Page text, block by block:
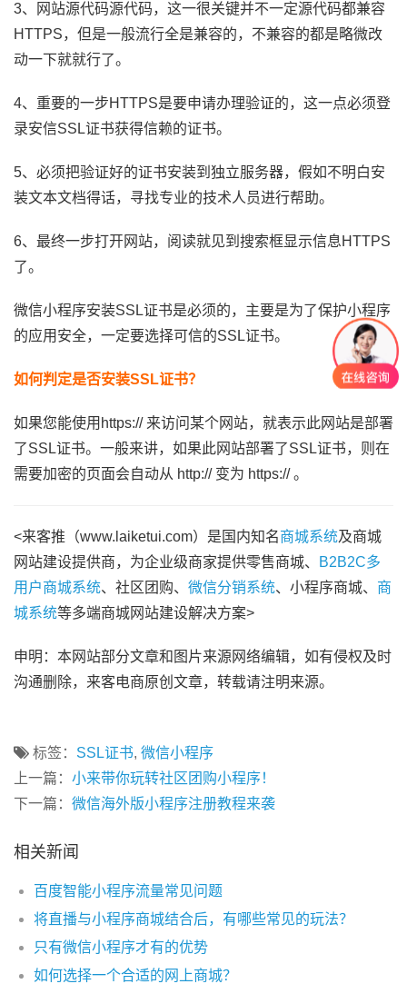
3、网站源代码源代码，这一很关键并不一定源代码都兼容
HTTPS，但是一般流行全是兼容的，不兼容的都是略微改
动一下就就行了。
4、重要的一步HTTPS是要申请办理验证的，这一点必须登
录安信SSL证书获得信赖的证书。
5、必须把验证好的证书安装到独立服务器，假如不明白安
装文本文档得话，寻找专业的技术人员进行帮助。
6、最终一步打开网站，阅读就见到搜索框显示信息HTTPS
了。
微信小程序安装SSL证书是必须的，主要是为了保护小程序
的应用安全，一定要选择可信的SSL证书。
如何判定是否安装SSL证书？
如果您能使用https:// 来访问某个网站，就表示此网站是部署
了SSL证书。一般来讲，如果此网站部署了SSL证书，则在
需要加密的页面会自动从 http:// 变为 https:// 。
<来客推（www.laiketui.com）是国内知名商城系统及商城
网站建设提供商，为企业级商家提供零售商城、
B2B2C多
用户商城系统、社区团购、 微信分销系统、小程序商城、 商
城系统等多端商城网站建设解决方案>
申明：本网站部分文章和图片来源网络编辑，如有侵权及时
沟通删除，来客电商原创文章，转载请注明来源。
标签： SSL证书, 微信小程序
上一篇： 小来带你玩转社区团购小程序！
下一篇： 微信海外版小程序注册教程来袭
相关新闻
百度智能小程序流量常见问题
将直播与小程序商城结合后，有哪些常见的玩法？
只有微信小程序才有的优势
如何选择一个合适的网上商城？